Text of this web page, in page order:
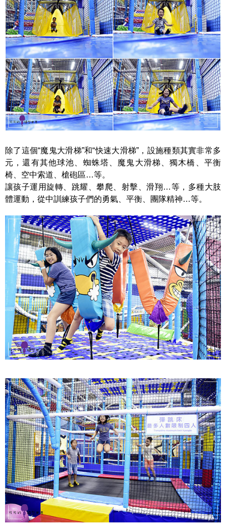
除了這個“魔鬼大滑梯”和“快速大滑梯”，設施種類其實非常多
元，還有其他球池、蜘蛛塔、魔鬼大滑梯、獨木橋、平衡
椅、空中索道、槍砲區…等。
讓孩子運用旋轉、跳耀、攀爬、射擊、滑翔…等，多種大肢
體運動，從中訓練孩子們的勇氣、平衡、團隊精神…等。